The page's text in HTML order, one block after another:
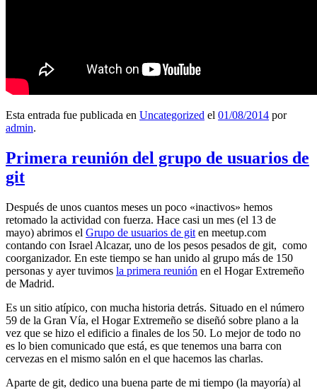
Esta entrada fue publicada en Uncategorized el 01/08/2014 por
admin.
Primera reunión del grupo de usuarios de
git
Después de unos cuantos meses un poco «inactivos» hemos
retomado la actividad con fuerza. Hace casi un mes (el 13 de
mayo) abrimos el Grupo de usuarios de git en meetup.com
contando con Israel Alcazar, uno de los pesos pesados de git, como
coorganizador. En este tiempo se han unido al grupo más de 150
personas y ayer tuvimos la primera reunión en el Hogar Extremeño
de Madrid.
Es un sitio atípico, con mucha historia detrás. Situado en el número
59 de la Gran Vía, el Hogar Extremeño se diseñó sobre plano a la
vez que se hizo el edificio a finales de los 50. Lo mejor de todo no
es lo bien comunicado que está, es que tenemos una barra con
cervezas en el mismo salón en el que hacemos las charlas.
Aparte de git, dedico una buena parte de mi tiempo (la mayoría) al